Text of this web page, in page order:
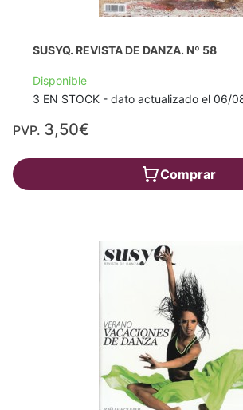
SUSYQ. REVISTA DE DANZA. Nº 58
Disponible
3 EN STOCK - dato actualizado el 06/
PVP. 3,50€
Comprar